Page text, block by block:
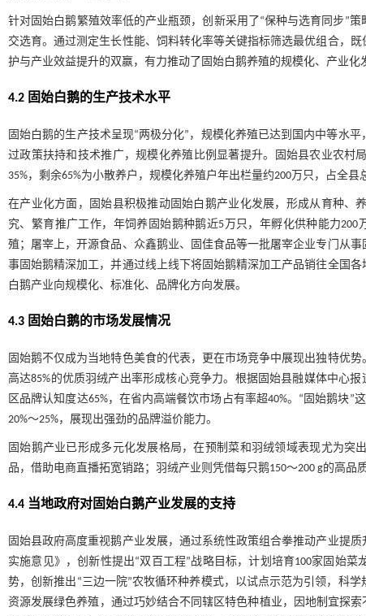
针对固始白鹅繁殖效率低的产业瓶颈，创新采用了“保种与选育同步”
交选育。通过测定生长性能、饲料转化率等关键指标筛选最优组合，
护与产业效益提升的双赢，有力推动了固始白鹅养殖的规模化、产业化
4.2 固始白鹅的生产技术水平
固始白鹅的生产技术呈现“两极分化”，规模化养殖已达到国内中等水
过政策扶持和技术推广，规模化养殖比例显著提升。固始县农业农村
35%，剩余65%为小散养户，规模化养殖户年出栏量约200万只，占全县
在产业化方面，固始县积极推动固始白鹅产业化发展，形成从育种、
究、繁育推广工作，年饲养固始鹅种鹅近5万只，年孵化供种能力
殖；屠宰上，开源食品、众鑫鹅业、固佳食品等一批屠宰企业专门从
事固始鹅精深加工，并通过线上线下将固始鹅精深加工产品销往全国
白鹅产业向规模化、标准化、品牌化方向发展。
4.3 固始白鹅的市场发展情况
固始鹅不仅成为当地特色美食的代表，更在市场竞争中展现出独特优
高达85%的优质羽绒产出率形成核心竞争力。根据固始县融媒体中心
区品牌认知度达65%，在省内高端餐饮市场占有率超40%。“固始鹅块
20%～25%，展现出强劲的品牌溢价能力。
固始鹅产业已形成多元化发展格局，在预制菜和羽绒领域表现尤为
品，借助电商直播拓宽销路；羽绒产业则凭借每只鹅150～200 g的高品
4.4 当地政府对固始白鹅产业发展的支持
固始县政府高度重视鹅产业发展，通过系统性政策组合拳推动产业提
实施意见》，创新性提出“双百工程”战略目标，计划培育100家固始
势，创新推出“三边一院”农牧循环种养模式，以试点示范为引领，科
资源发展绿色养殖，通过巧妙结合不同辖区特色种植业，因地制宜探索